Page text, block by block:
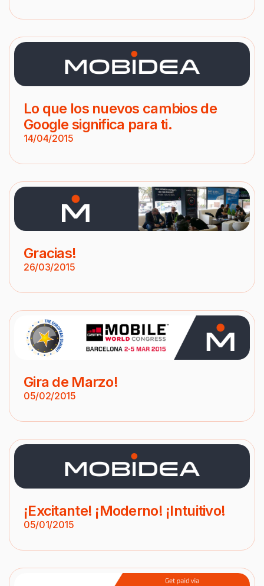
Lo que los nuevos cambios de
Google significa para ti.
14/04/2015
Gracias!
26/03/2015
Gira de Marzo!
05/02/2015
¡Excitante! ¡Moderno! ¡Intuitivo!
05/01/2015